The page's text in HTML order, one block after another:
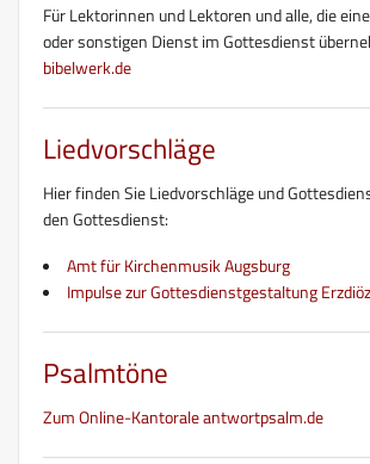
Für Lektorinnen und Lektoren und alle, die
oder sonstigen Dienst im Gottesdienst
bibelwerk.de
Liedvorschläge
Hier finden Sie Liedvorschläge und
den Gottesdienst:
Amt für Kirchenmusik Augsburg
Impulse zur Gottesdienstgestaltung
Psalmtöne
Zum Online-Kantorale antwortpsalm.de